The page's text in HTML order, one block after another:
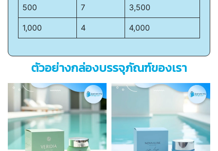
500 7 3,500
1,000 4 4,000
ตัวอย่างกล่องบรรจุภัณฑ์ของเรา